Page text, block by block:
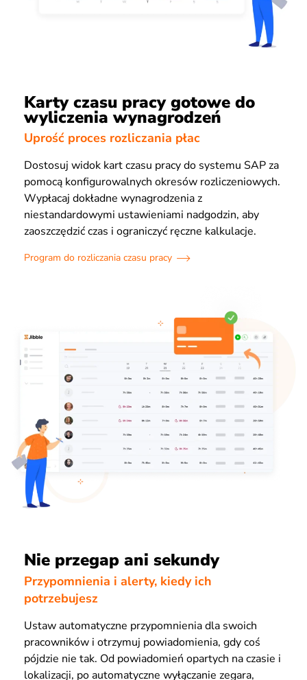
Karty czasu pracy gotowe do
wyliczenia wynagrodzeń
Uprość proces rozliczania płac
Dostosuj widok kart czasu pracy do systemu SAP za
pomocą konfigurowalnych okresów rozliczeniowych.
Wypłacaj dokładne wynagrodzenia z
niestandardowymi ustawieniami nadgodzin, aby
zaoszczędzić czas i ograniczyć ręczne kalkulacje.
Program do rozliczania czasu pracy
Nie przegap ani sekundy
Przypomnienia i alerty, kiedy ich
potrzebujesz
Ustaw automatyczne przypomnienia dla swoich
pracowników i otrzymuj powiadomienia, gdy coś
pójdzie nie tak. Od powiadomień opartych na czasie i
lokalizacji, po automatyczne wyłączanie zegara,